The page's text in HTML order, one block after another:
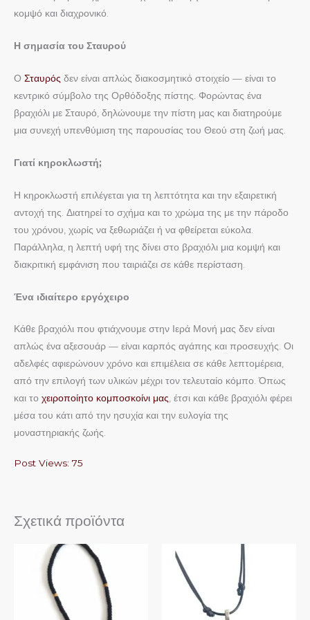
κομψό και διαχρονικό.
Η σημασία του Σταυρού
Ο Σταυρός δεν είναι απλώς διακοσμητικό στοιχείο — είναι το
κεντρικό σύμβολο της Ορθόδοξης πίστης. Φορώντας ένα
βραχιόλι με Σταυρό, δηλώνουμε την πίστη μας και διατηρούμε
μια συνεχή υπενθύμιση της παρουσίας του Θεού στη ζωή μας.
Γιατί κηροκλωστή;
Η κηροκλωστή επιλέγεται για τη λεπτότητα και την εξαιρετική
αντοχή της. Διατηρεί το σχήμα και το χρώμα της με την πάροδο
του χρόνου, χωρίς να ξεθωριάζει ή να φθείρεται εύκολα.
Παράλληλα, η λεπτή υφή της δίνει στο βραχιόλι μια κομψή και
διακριτική εμφάνιση που ταιριάζει σε κάθε περίσταση.
Ένα ιδιαίτερο εργόχειρο
Κάθε βραχιόλι που φτιάχνουμε στην Ιερά Μονή μας δεν είναι
απλώς ένα αξεσουάρ — είναι καρπός αγάπης και προσευχής. Οι
αδελφές αφιερώνουν χρόνο και επιμέλεια σε κάθε λεπτομέρεια,
από την επιλογή των υλικών μέχρι τον τελευταίο κόμπο. Όπως
και το χειροποίητο κομποσκοίνι μας, έτσι και κάθε βραχιόλι φέρει
μέσα του κάτι από την ησυχία και την ευλογία της
μοναστηριακής ζωής.
Post Views: 75
Σχετικά προϊόντα
Αυτό
προϊόν